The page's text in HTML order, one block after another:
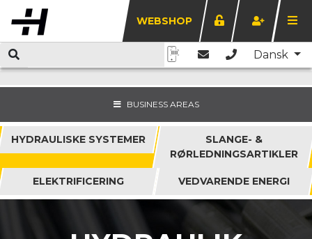
WEBSHOP
Dansk
BUSINESS AREAS
HYDRAULISKE SYSTEMER
SLANGE- &
RØRLEDNINGSARTIKLER
ELEKTRIFICERING VEDVARENDE ENERGI